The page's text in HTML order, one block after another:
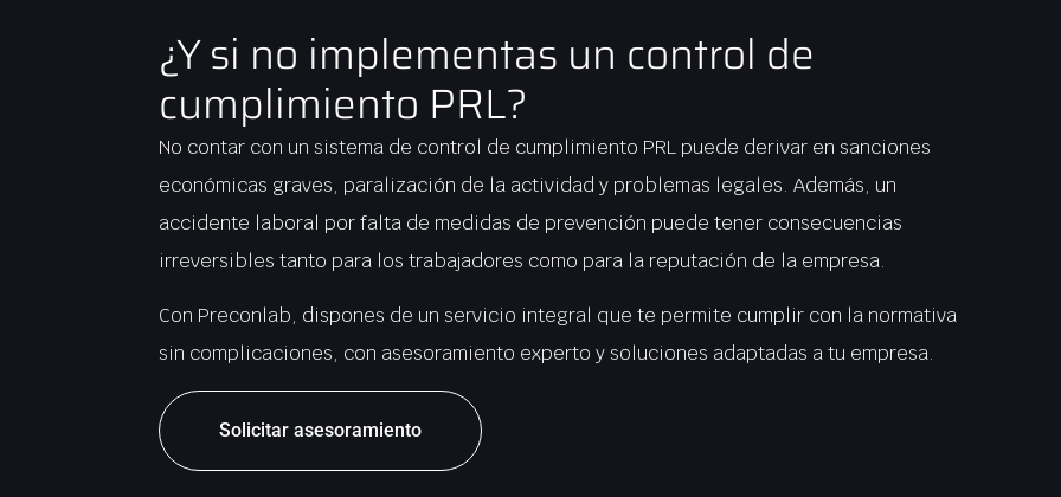
¿Y si no implementas un control de
cumplimiento PRL?
No contar con un sistema de control de cumplimiento PRL puede derivar en sanciones
económicas graves, paralización de la actividad y problemas legales. Además, un
accidente laboral por falta de medidas de prevención puede tener consecuencias
irreversibles tanto para los trabajadores como para la reputación de la empresa.
Con Preconlab, dispones de un servicio integral que te permite cumplir con la normativa
sin complicaciones, con asesoramiento experto y soluciones adaptadas a tu empresa.
Solicitar asesoramiento